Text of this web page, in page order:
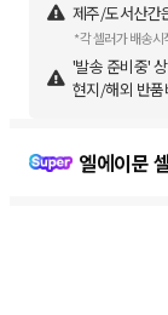
제주/도서산간
*각 셀러가 배송시
'발송 준비중'
현지/해외 반품
엘에이문